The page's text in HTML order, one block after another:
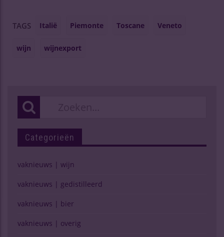
TAGS Italië Piemonte Toscane Veneto
wijn wijnexport
Categorieën
vaknieuws | wijn
vaknieuws | gedistilleerd
vaknieuws | bier
vaknieuws | overig